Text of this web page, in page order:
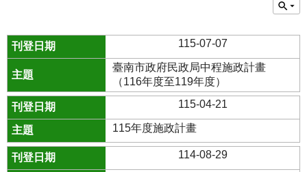
115-07-07
臺南市政府民政局中程施政計畫
（116年度至119年度）
115-04-21
115年度施政計畫
114-08-29